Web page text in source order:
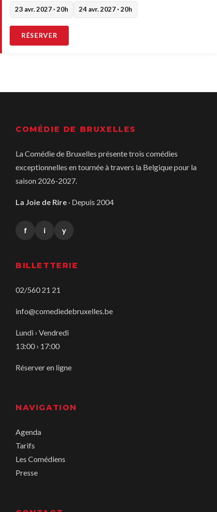
23 avr. 2027 · 20h 24 avr. 2027 · 20h
RÉSERVER
COMÉDIE DE BRUXELLES
La Comédie de Bruxelles présente trois comédies
exceptionnelles en tournée à travers la Belgique pour la
saison 2026-2027.
La Joie de Rire · Depuis 2004
f i y
BILLETTERIE
02/560 21 21
info@comediedebruxelles.be
Lundi › Vendredi
13:00 › 17:00
Réserver en ligne
NAVIGATION
Agenda
Tarifs
Les Comédiens
Presse